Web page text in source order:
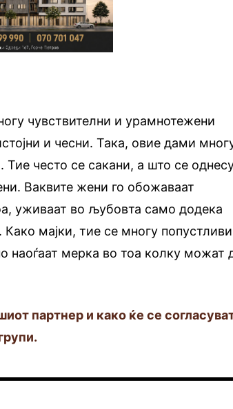
чувствителни и урамнотежени
и чесни. Така, овие дами
често се сакани, а што се
Ваквите жени го обожаваат
уживаат во љубовта само додека
мајки, тие се многу попустливи
наоѓаат мерка во тоа колку можат
партнер и како ќе се